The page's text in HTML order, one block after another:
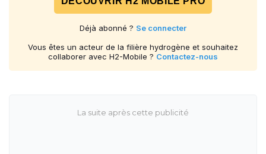
Déjà abonné ? Se connecter
Vous êtes un acteur de la filière hydrogène et souhaitez
collaborer avec H2-Mobile ? Contactez-nous